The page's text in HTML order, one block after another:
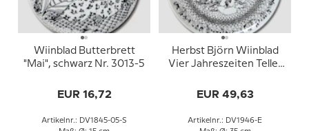
Wiinblad Butterbrett
"Mai", schwarz Nr. 3013-5
EUR 16,72
Artikelnr.: DV1845-05-S
Herbst Björn Wiinblad
Vier Jahreszeiten Teller
EUR 49,63
Artikelnr.: DV1946-E